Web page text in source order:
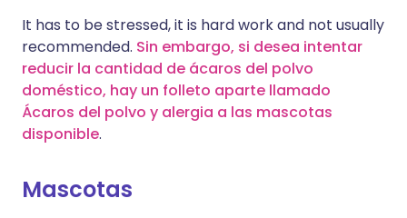
It has to be stressed, it is hard work and not usually
recommended. Sin embargo, si desea intentar
reducir la cantidad de ácaros del polvo
doméstico, hay un folleto aparte llamado
Ácaros del polvo y alergia a las mascotas
disponible.
Mascotas